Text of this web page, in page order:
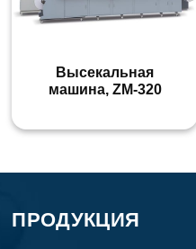
Высекальная
машина, ZM-320
ПРОДУКЦИЯ